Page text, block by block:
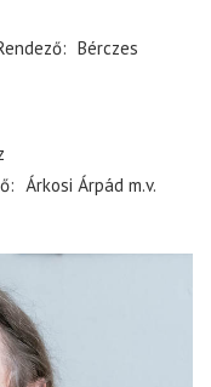
Bérczes
Árkosi Árpád m.v.